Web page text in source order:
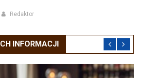
Redaktor
INFORMACJI